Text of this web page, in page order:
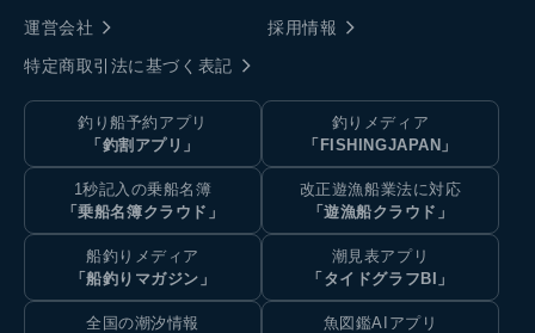
運営会社
採用情報
特定商取引法に基づく表記
釣り船予約アプリ
「釣割アプリ」
釣りメディア
「FISHINGJAPAN」
1秒記入の乗船名簿
「乗船名簿クラウド」
改正遊漁船業法に対応
「遊漁船クラウド」
船釣りメディア
「船釣りマガジン」
潮見表アプリ
「タイドグラフBI」
全国の潮汐情報
魚図鑑AIアプリ